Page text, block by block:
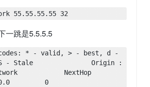
55.55.55.55 32
一跳是5.5.5.5
codes: * - valid, > - best, d -
S - Stale               Origin :
NextHop
0